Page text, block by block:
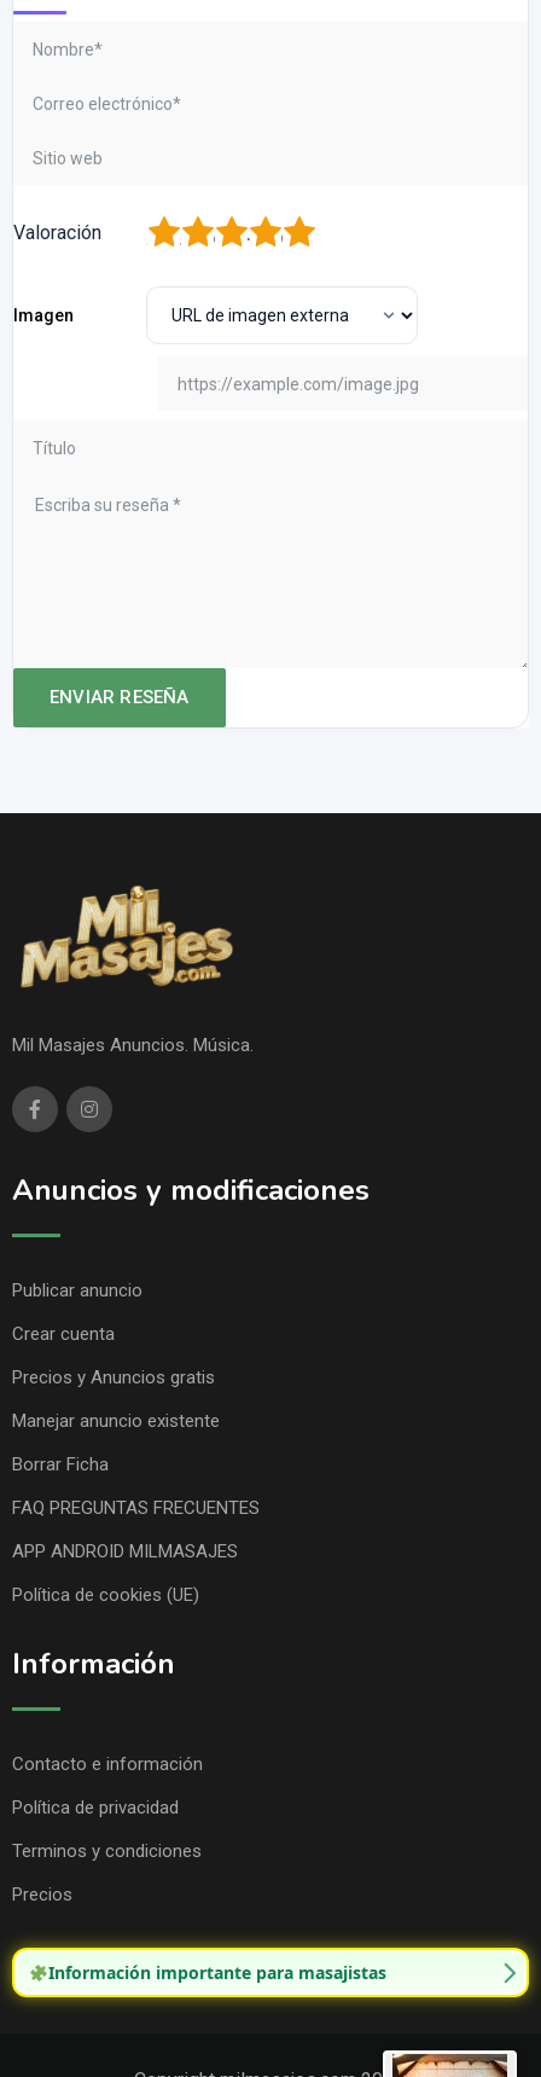
Valoración 5
4
3
2
Imagen
Mil Masajes Anuncios. Música.
Anuncios y modificaciones
Publicar anuncio
Crear cuenta
Precios y Anuncios gratis
Manejar anuncio existente
Borrar Ficha
FAQ PREGUNTAS FRECUENTES
APP ANDROID MILMASAJES
Política de cookies (UE)
Información
Contacto e información
Política de privacidad
Terminos y condiciones
Precios
Información importante para masajistas